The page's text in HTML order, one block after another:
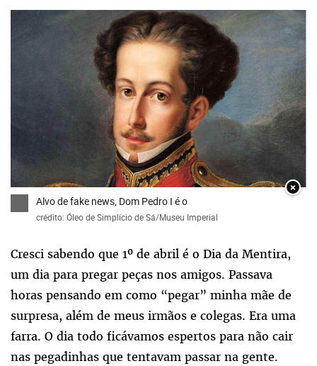
×
Alvo de fake news, Dom Pedro I é o
crédito: Óleo de Simplício de Sá/Museu Imperial
Cresci sabendo que 1º de abril é o Dia da Mentira,
um dia para pregar peças nos amigos. Passava
horas pensando em como “pegar” minha mãe de
surpresa, além de meus irmãos e colegas. Era uma
farra. O dia todo ficávamos espertos para não cair
nas pegadinhas que tentavam passar na gente.